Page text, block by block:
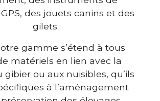
des jouets canins et des
gilets.
gamme s’étend à tous
matériels en lien avec la
gibier ou aux nuisibles, qu’ils
à l’aménagement